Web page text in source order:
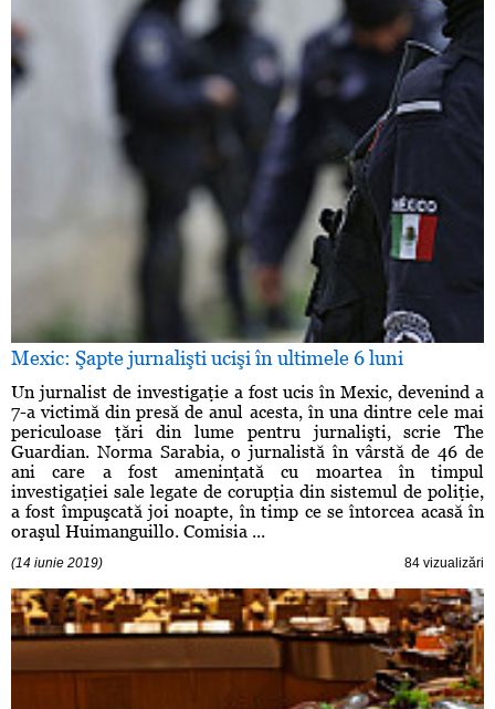
Mexic: Şapte jurnalişti ucişi în ultimele 6 luni
Un jurnalist de investigaţie a fost ucis în Mexic, devenind a
7-a victimă din presă de anul acesta, în una dintre cele mai
periculoase ţări din lume pentru jurnalişti, scrie The
Guardian. Norma Sarabia, o jurnalistă în vârstă de 46 de
ani care a fost ameninţată cu moartea în timpul
investigaţiei sale legate de corupţia din sistemul de poliţie,
a fost împuşcată joi noapte, în timp ce se întorcea acasă în
oraşul Huimanguillo. Comisia ...
(14 iunie 2019) 84 vizualizări